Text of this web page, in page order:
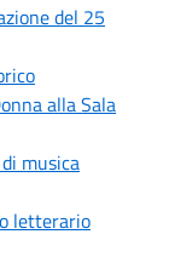
del 25
alla Sala
musica
letterario